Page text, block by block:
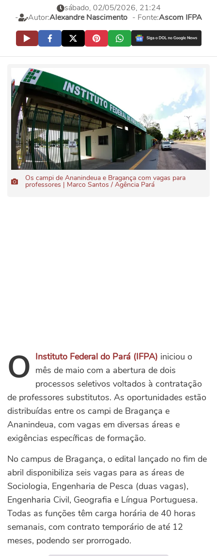
sábado, 02/05/2026, 21:24
-
Autor:Alexandre Nascimento - Fonte:Ascom IFPA
Os campi de Ananindeua e Bragança com vagas para
professores | Marco Santos / Agência Pará
O Instituto Federal do Pará (IFPA) iniciou o
mês de maio com a abertura de dois
processos seletivos voltados à contratação
de professores substitutos. As oportunidades estão
distribuídas entre os campi de Bragança e
Ananindeua, com vagas em diversas áreas e
exigências específicas de formação.
No campus de Bragança, o edital lançado no fim de
abril disponibiliza seis vagas para as áreas de
Sociologia, Engenharia de Pesca (duas vagas),
Engenharia Civil, Geografia e Língua Portuguesa.
Todas as funções têm carga horária de 40 horas
semanais, com contrato temporário de até 12
meses, podendo ser prorrogado.